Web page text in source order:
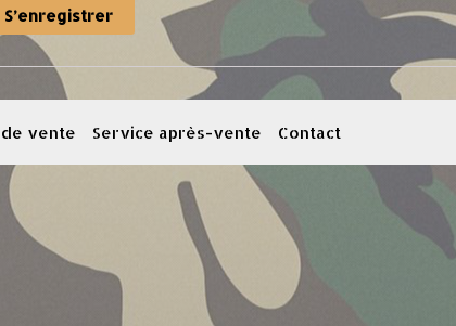
S’enregistrer
vente Service après-vente Contact